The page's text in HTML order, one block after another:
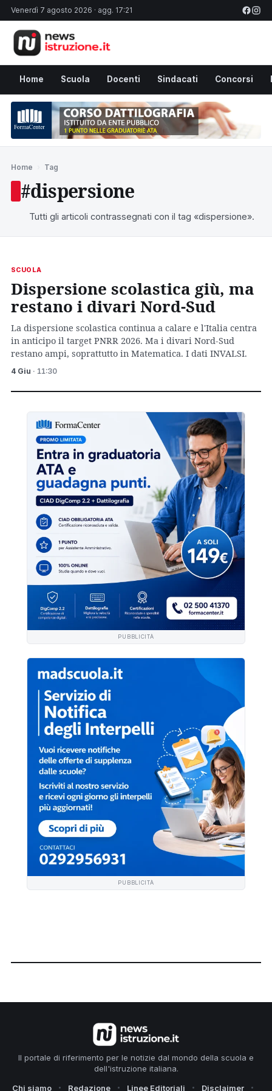
Venerdì 7 agosto 2026 · agg. 17:21
Home Scuola Docenti Sindacati Concorsi
Home Tag
#dispersione
Tutti gli articoli contrassegnati con il tag «dispersione».
SCUOLA
Dispersione scolastica giù, ma
restano i divari Nord-Sud
La dispersione scolastica continua a calare e l'Italia centra
in anticipo il target PNRR 2026. Ma i divari Nord-Sud
restano ampi, soprattutto in Matematica. I dati INVALSI.
4 Giu · 11:30
PUBBLICITÀ
PUBBLICITÀ
Il portale di riferimento per le notizie dal mondo della scuola e
dell'istruzione italiana.
Chi siamo
Redazione Linee Editoriali Disclaimer